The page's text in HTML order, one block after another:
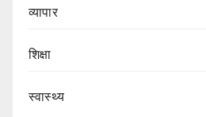
व्यापार
शिक्षा
स्वास्थ्य